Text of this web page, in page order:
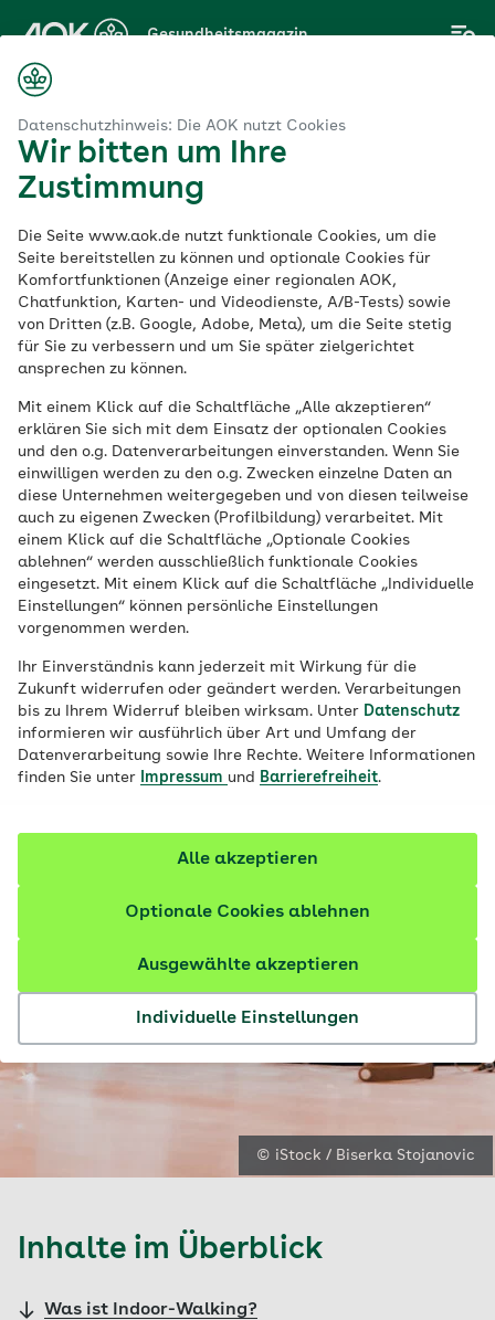
Datenschutzhinweis: Die AOK nutzt Cookies
Wir bitten um Ihre
Zustimmung
Die Seite www.aok.de nutzt funktionale Cookies, um die
Seite bereitstellen zu können und optionale Cookies für
Komfortfunktionen (Anzeige einer regionalen AOK,
Chatfunktion, Karten- und Videodienste, A/B-Tests) sowie
von Dritten (z.B. Google, Adobe, Meta), um die Seite stetig
für Sie zu verbessern und um Sie später zielgerichtet
ansprechen zu können.
Mit einem Klick auf die Schaltfläche „Alle akzeptieren“
erklären Sie sich mit dem Einsatz der optionalen Cookies
und den o.g. Datenverarbeitungen einverstanden. Wenn Sie
einwilligen werden zu den o.g. Zwecken einzelne Daten an
diese Unternehmen weitergegeben und von diesen teilweise
auch zu eigenen Zwecken (Profilbildung) verarbeitet. Mit
einem Klick auf die Schaltfläche „Optionale Cookies
ablehnen“ werden ausschließlich funktionale Cookies
eingesetzt. Mit einem Klick auf die Schaltfläche „Individuelle
Einstellungen“ können persönliche Einstellungen
vorgenommen werden.
Ihr Einverständnis kann jederzeit mit Wirkung für die
Zukunft widerrufen oder geändert werden. Verarbeitungen
bis zu Ihrem Widerruf bleiben wirksam. Unter Datenschutz
informieren wir ausführlich über Art und Umfang der
Datenverarbeitung sowie Ihre Rechte. Weitere Informationen
finden Sie unter
Impressum und Barrierefreiheit.
Individuelle Einstellungen
Ausgewählte akzeptieren
Optionale Cookies ablehnen
Alle akzeptieren
Hauptinhalt
springen
Gesundheitsmagazin
Indoor-Walking: Was
bringt die neue
Trendsportart?
Veröffentlicht am:
19.11.2021 aktualisiert am 05.12.2023
3 Minuten Lesedauer
Sie walken gerne, doch draußen ist es mal
wieder grau und nass? Da gibt es Abhilfe:
Neben Walking gibt es auch Indoor-
Walking – mit großen Vorteilen: Hier spielt
das Wetter keine Rolle und der Fußboden
ist oft schonender für die Gelenke als
Asphalt.
© iStock / Biserka Stojanovic
Inhalte im Überblick
Was ist Indoor-Walking?